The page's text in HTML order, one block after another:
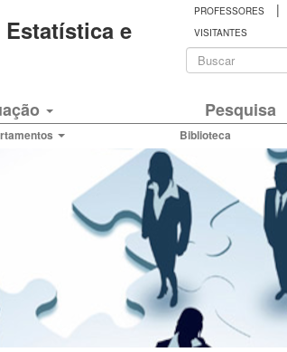
e
PROFESSORES |
VISITANTES
busca
Pesquisa
Biblioteca